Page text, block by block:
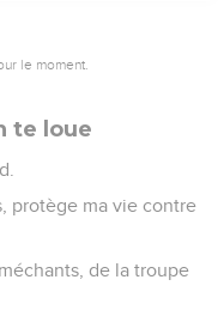
le moment.
te loue
protège ma vie contre
de la troupe